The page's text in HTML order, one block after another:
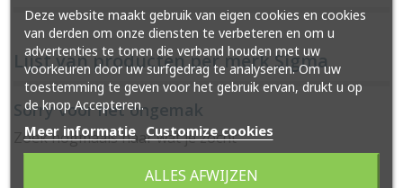
Lijst van producten per merk Sigma
Sorry voor het ongemak
Zoek nogmaals naar wat je zocht
Deze website maakt gebruik van eigen cookies en cookies
van derden om onze diensten te verbeteren en om u
advertenties te tonen die verband houden met uw
voorkeuren door uw surfgedrag te analyseren. Om uw
toestemming te geven voor het gebruik ervan, drukt u op
de knop Accepteren.
Meer informatie Customize cookies
ALLES AFWIJZEN